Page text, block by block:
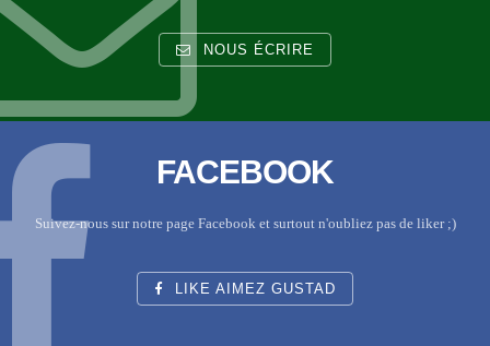
NOUS ÉCRIRE
FACEBOOK
Suivez-nous sur notre page Facebook et surtout n'oubliez pas de liker ;)
LIKE AIMEZ GUSTAD